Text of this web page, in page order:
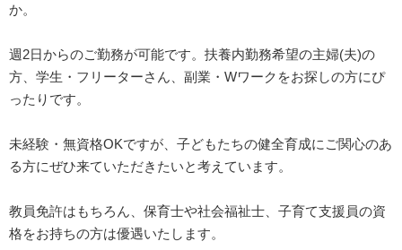
か。
週2日からのご勤務が可能です。扶養内勤務希望の主婦(夫)の
方、学生・フリーターさん、副業・Wワークをお探しの方にぴ
ったりです。
未経験・無資格OKですが、子どもたちの健全育成にご関心のあ
る方にぜひ来ていただきたいと考えています。
教員免許はもちろん、保育士や社会福祉士、子育て支援員の資
格をお持ちの方は優遇いたします。